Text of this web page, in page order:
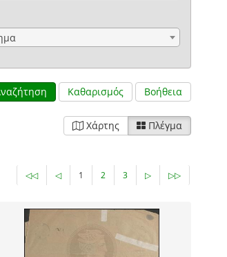
Καθαρισμός Βοήθεια
Χάρτης Πλέγμα
◁◁ ◁ 1 2 3 ▷ ▷▷